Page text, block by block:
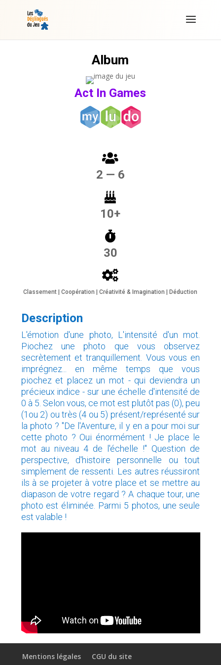
Album
Act In Games
2 — 6
10+
30
Classement | Coopération | Créativité & Imagination | Déduction
Description
L'émotion d'une photo, L'intensité d'un mot.
Piochez une photo que vous observez
secrètement et tranquillement. Vous vous en
imprégnez... en même temps que vous
piochez et placez un mot - qui deviendra un
précieux indice - sur une échelle d'intensité de
0 à 5. Selon vous, ce mot est plutôt pas (0), peu
(1ou 2) ou très (4 ou 5) présent/représenté sur
la photo ? "De l'Aventure, il y en a pour moi sur
cette photo ? Oui énormément ! Je place le
mot au niveau 4 de l'échelle !" Question de
perspective, d'histoire personnelle ou tout
simplement de ressenti. Les autres réussiront
ils à se projeter à votre place et se mettre au
diapason de votre regard ? A chaque tour, une
photo est éliminée. Parmi 5 photos, une seule
est valable !
Mentions légales CGU du site